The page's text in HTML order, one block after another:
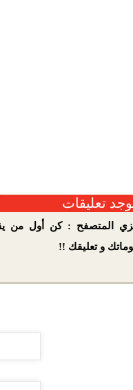
تعليقات
المتصفح : كن أول من
و تعليقك !!